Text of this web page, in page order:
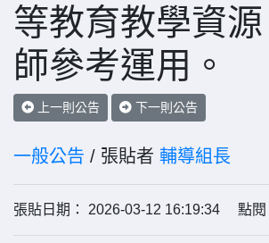
等教育教學資
師參考運用。
上一則公告 下一則公告
一般公告 / 張貼者 輔導組長
張貼日期： 2026-03-12 16:19:34 點閱